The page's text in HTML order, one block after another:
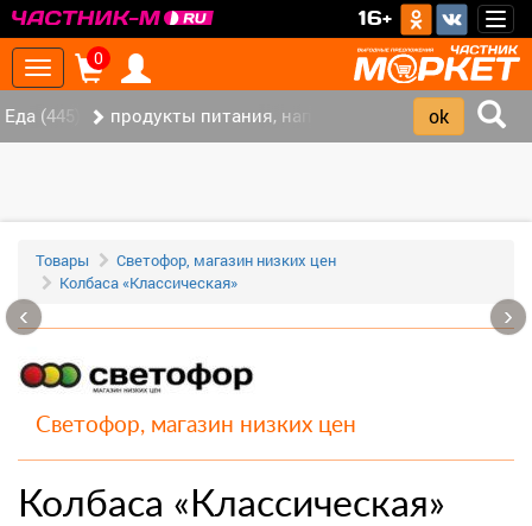
16+
Toggle
navigation
0
Еда (445) продукты питания, напитки (337)
Товары
Светофор, магазин низких цен
Колбаса «Классическая»
Светофор, магазин низких цен
Колбаса «Классическая»
‹ ›